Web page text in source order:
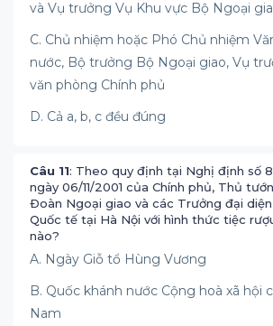
và Vụ trưởng Vụ Khu vực Bộ Ngoại
C. Chủ nhiệm hoặc Phó Chủ nhiệm
nước, Bộ trưởng Bộ Ngoại giao, Vụ
văn phòng Chính phủ
D. Cả a, b, c đều đúng
Câu 11: Theo quy định tại Nghị định số
ngày 06/11/2001 của Chính phủ, Thủ
Ðoàn Ngoại giao và các Trưởng đại
Quốc tế tại Hà Nội với hình thức tiệc
nào?
A. Ngày Giỗ tổ Hùng Vương
B. Quốc khánh nước Cộng hoà xã hội
Nam